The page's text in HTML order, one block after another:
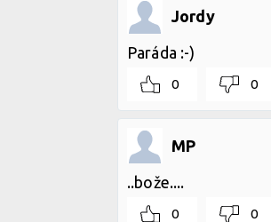
Jordy
Paráda :-)
0 0
MP
..bože....
0 0